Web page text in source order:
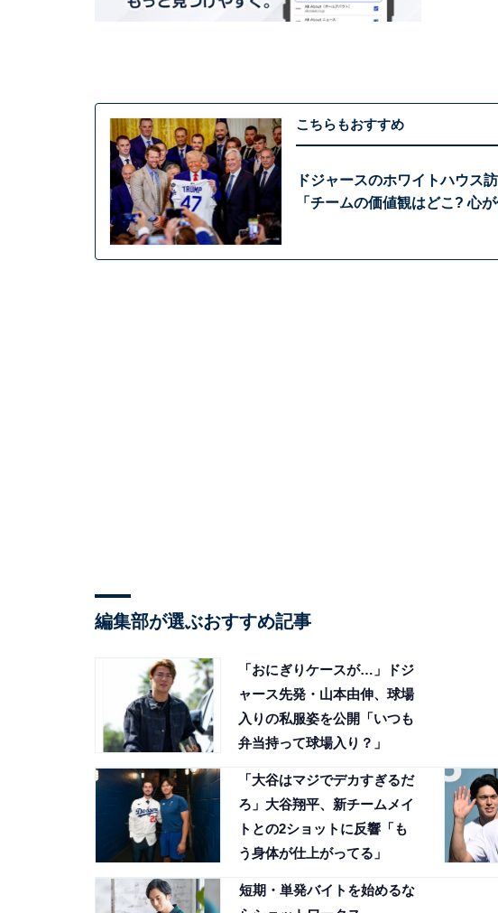
こちらもおすすめ
ドジャースのホワイトハウス
「チームの価値観はどこ? 心
編集部が選ぶおすすめ記事
「おにぎりケースが…」ドジ
ャース先発・山本由伸、球場
入りの私服姿を公開「いつも
弁当持って球場入り？」
「大谷はマジでデカすぎるだ
ろ」大谷翔平、新チームメイ
トとの2ショットに反響「も
う身体が仕上がってる」
短期・単発バイトを始めるな